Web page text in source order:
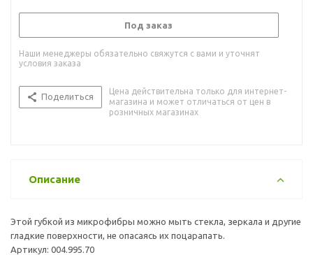
Под заказ
Наши менеджеры обязательно свяжутся с вами и уточнят
условия заказа
Поделиться
Цена действительна только для интернет-
магазина и может отличаться от цен в
розничных магазинах
Описание
Этой губкой из микрофибры можно мыть стекла, зеркала и другие
гладкие поверхности, не опасаясь их поцарапать.
Артикул: 004.995.70